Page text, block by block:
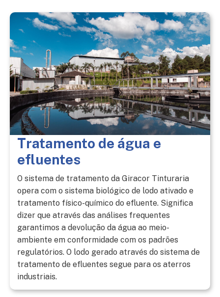
Tratamento de água e
efluentes
O sistema de tratamento da Giracor Tinturaria
opera com o sistema biológico de lodo ativado e
tratamento físico-químico do efluente. Significa
dizer que através das análises frequentes
garantimos a devolução da água ao meio-
ambiente em conformidade com os padrões
regulatórios. O lodo gerado através do sistema de
tratamento de efluentes segue para os aterros
industriais.